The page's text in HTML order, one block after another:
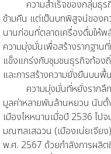
ความสำเร็จของกลุ่มธุ
ข้ามคืน แต่เป็นบทพิสูจน์ของค
นานก่อนที่ตลาดเครื่องดื่มให้พ
ความมุ่งมั่นเพื่อสร้างรากฐาน
แข็งแกร่งกับชุมชนธุรกิจท้อง
และการสร้างความยั่งยืนบนพื้
ความมุ่งมั่นที่หยั่งรากลึ
มูลค่าหลายพันล้านหยวน นับตั้
เมืองไหหนานเมื่อปี 2536 ไป
มณฑลเสฉวน (เมืองเน่ยเจีย
พ.ศ. 2567 ด้วยกำลังการผลิ